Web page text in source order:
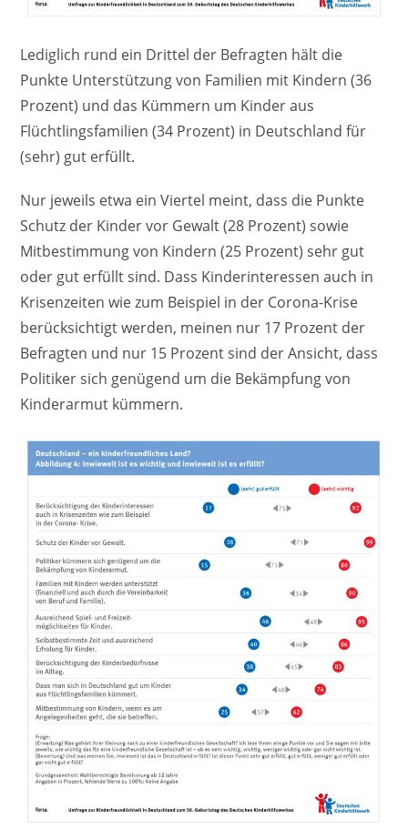
Lediglich rund ein Drittel der Befragten hält die
Punkte Unterstützung von Familien mit Kindern (36
Prozent) und das Kümmern um Kinder aus
Flüchtlingsfamilien (34 Prozent) in Deutschland für
(sehr) gut erfüllt.
Nur jeweils etwa ein Viertel meint, dass die Punkte
Schutz der Kinder vor Gewalt (28 Prozent) sowie
Mitbestimmung von Kindern (25 Prozent) sehr gut
oder gut erfüllt sind. Dass Kinderinteressen auch in
Krisenzeiten wie zum Beispiel in der Corona-Krise
berücksichtigt werden, meinen nur 17 Prozent der
Befragten und nur 15 Prozent sind der Ansicht, dass
Politiker sich genügend um die Bekämpfung von
Kinderarmut kümmern.